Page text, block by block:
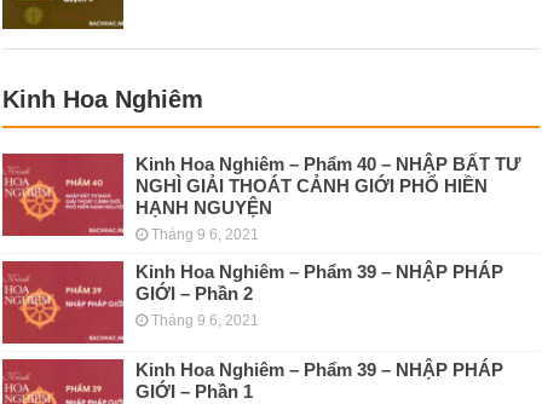
Kinh Hoa Nghiêm
Kinh Hoa Nghiêm – Phẩm 40 – NHẬP BẤT TƯ
NGHÌ GIẢI THOÁT CẢNH GIỚI PHỔ HIỀN
HẠNH NGUYỆN
Tháng 9 6, 2021
Kinh Hoa Nghiêm – Phẩm 39 – NHẬP PHÁP
GIỚI – Phần 2
Tháng 9 6, 2021
Kinh Hoa Nghiêm – Phẩm 39 – NHẬP PHÁP
GIỚI – Phần 1